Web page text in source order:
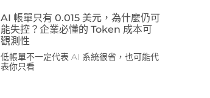
AI 帳單只有 0.015 美元，為什麼仍可
能失控？企業必懂的 Token 成本可
觀測性
低帳單不一定代表 AI 系統很省，也可能代
表你只看